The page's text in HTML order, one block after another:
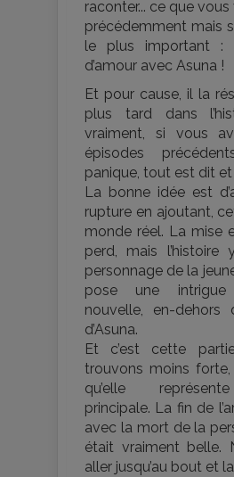
raconter... ce que
précédemment mais
le plus important :
d’amour avec Asuna !
Et pour cause, il la
plus tard dans
vraiment, si vous
épisodes
panique, tout est dit et
La bonne idée est
rupture en ajoutant,
monde réel. La mise
perd, mais l’histoire
personnage de la
pose une intrigue
nouvelle, en-
d’Asuna.
Et c’est cette
trouvons moins
qu’elle
principale. La fin de
avec la mort de la
était vraiment belle.
aller jusqu’au bout et